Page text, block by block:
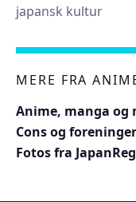
japansk kultur
MERE FRA
Anime, manga og
Cons og foreninger
Fotos fra Japan